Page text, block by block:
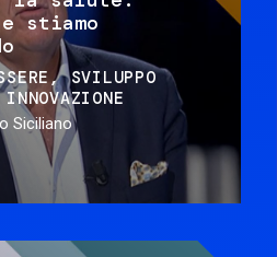
stiamo
SVILUPPO
Siciliano